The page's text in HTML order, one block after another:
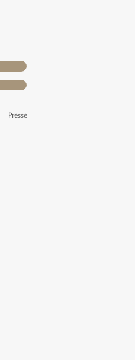
Presse